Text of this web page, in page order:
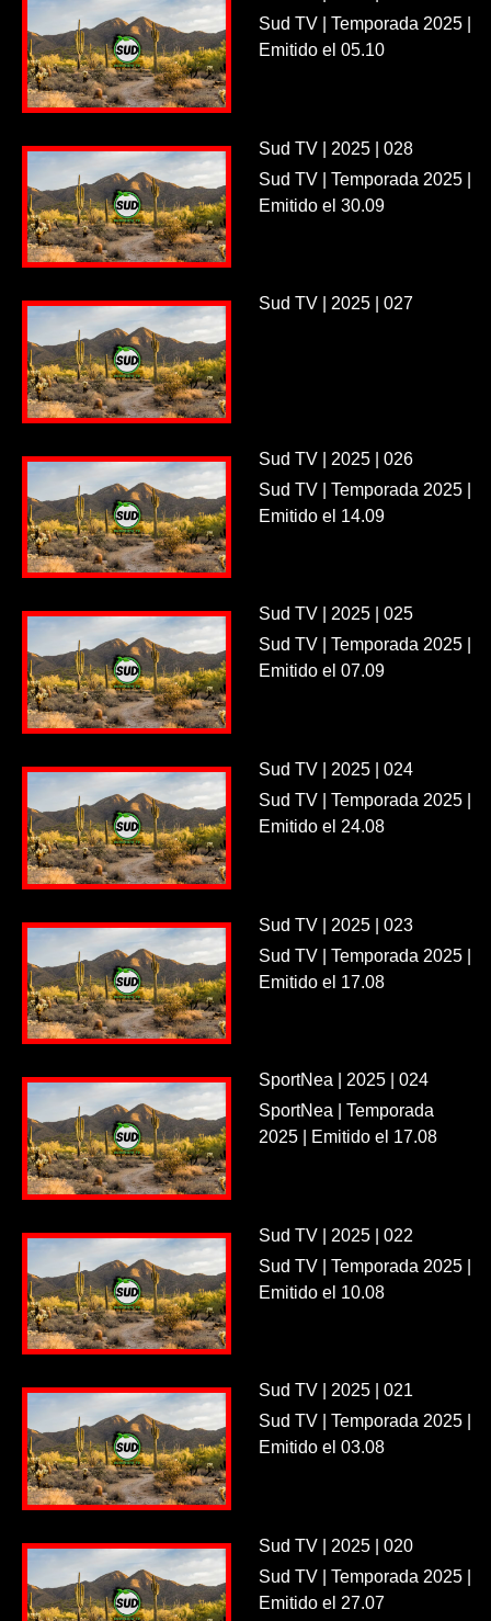
Sud TV | Temporada 2025 |
Emitido el 05.10
Sud TV | 2025 | 028
Sud TV | Temporada 2025 |
Emitido el 30.09
Sud TV | 2025 | 027
Sud TV | 2025 | 026
Sud TV | Temporada 2025 |
Emitido el 14.09
Sud TV | 2025 | 025
Sud TV | Temporada 2025 |
Emitido el 07.09
Sud TV | 2025 | 024
Sud TV | Temporada 2025 |
Emitido el 24.08
Sud TV | 2025 | 023
Sud TV | Temporada 2025 |
Emitido el 17.08
SportNea | 2025 | 024
SportNea | Temporada
2025 | Emitido el 17.08
Sud TV | 2025 | 022
Sud TV | Temporada 2025 |
Emitido el 10.08
Sud TV | 2025 | 021
Sud TV | Temporada 2025 |
Emitido el 03.08
Sud TV | 2025 | 020
Sud TV | Temporada 2025 |
Emitido el 27.07